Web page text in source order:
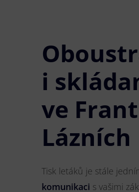
i
ve
Lázních
Tisk letáků je stále
komunikaci s vašimi